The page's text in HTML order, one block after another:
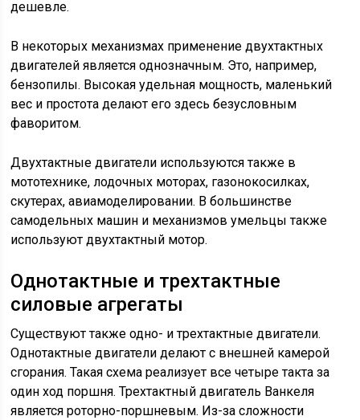
дешевле.
В некоторых механизмах применение двухтактных
двигателей является однозначным. Это, например,
бензопилы. Высокая удельная мощность, маленький
вес и простота делают его здесь безусловным
фаворитом.
Двухтактные двигатели используются также в
мототехнике, лодочных моторах, газонокосилках,
скутерах, авиамоделировании. В большинстве
самодельных машин и механизмов умельцы также
используют двухтактный мотор.
Однотактные и трехтактные
силовые агрегаты
Существуют также одно- и трехтактные двигатели.
Однотактные двигатели делают с внешней камерой
сгорания. Такая схема реализует все четыре такта за
один ход поршня. Трехтактный двигатель Ванкеля
является роторно-поршневым. Из-за сложности